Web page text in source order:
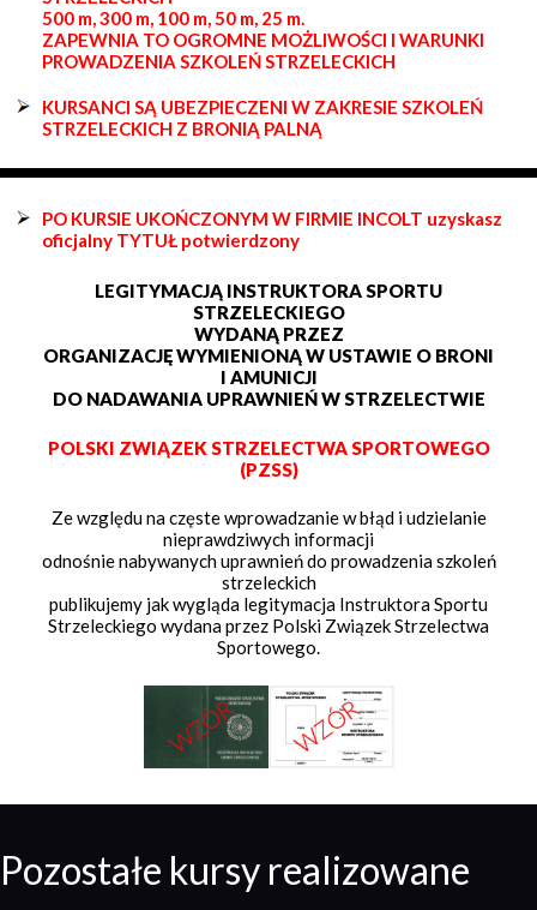
500 m, 300 m, 100 m, 50 m, 25 m.
ZAPEWNIA TO OGROMNE MOŻLIWOŚCI I WARUNKI
PROWADZENIA SZKOLEŃ STRZELECKICH
KURSANCI SĄ UBEZPIECZENI W ZAKRESIE SZKOLEŃ
STRZELECKICH Z BRONIĄ PALNĄ
PO KURSIE UKOŃCZONYM W FIRMIE INCOLT uzyskasz
oficjalny TYTUŁ potwierdzony
LEGITYMACJĄ INSTRUKTORA SPORTU
STRZELECKIEGO
WYDANĄ PRZEZ
ORGANIZACJĘ WYMIENIONĄ W USTAWIE O BRONI
I AMUNICJI
DO NADAWANIA UPRAWNIEŃ W STRZELECTWIE
POLSKI ZWIĄZEK STRZELECTWA SPORTOWEGO
(PZSS)
Ze względu na częste wprowadzanie w błąd i udzielanie
nieprawdziwych informacji
odnośnie nabywanych uprawnień do prowadzenia szkoleń
strzeleckich
publikujemy jak wygląda legitymacja Instruktora Sportu
Strzeleckiego wydana przez Polski Związek Strzelectwa
Sportowego.
Pozostałe kursy realizowane